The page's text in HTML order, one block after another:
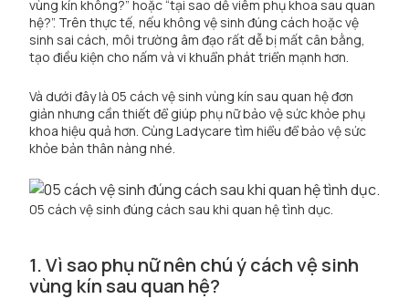
vùng kín không?” hoặc “tại sao dễ viêm phụ khoa sau quan
hệ?”. Trên thực tế, nếu không vệ sinh đúng cách hoặc vệ
sinh sai cách, môi trường âm đạo rất dễ bị mất cân bằng,
tạo điều kiện cho nấm và vi khuẩn phát triển mạnh hơn.
Và dưới đây là 05 cách vệ sinh vùng kín sau quan hệ đơn
giản nhưng cần thiết để giúp phụ nữ bảo vệ sức khỏe phụ
khoa hiệu quả hơn. Cùng Ladycare tìm hiểu để bảo vệ sức
khỏe bản thân nàng nhé.
05 cách vệ sinh đúng cách sau khi quan hệ tình dục.
1. Vì sao phụ nữ nên chú ý cách vệ sinh
vùng kín sau quan hệ?